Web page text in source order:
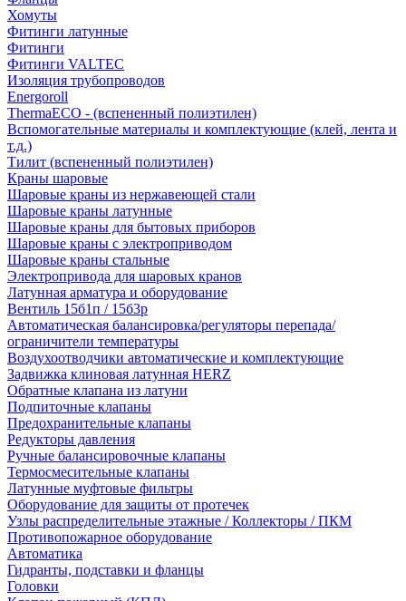
Хомуты
Фитинги латунные
Фитинги
Фитинги VALTEC
Изоляция трубопроводов
Energoroll
ThermaECO - (вспененный полиэтилен)
Вспомогательные материалы и комплектующие (клей, лента и
т.д.)
Тилит (вспененный полиэтилен)
Краны шаровые
Шаровые краны из нержавеющей стали
Шаровые краны латунные
Шаровые краны для бытовых приборов
Шаровые краны с электроприводом
Шаровые краны стальные
Электропривода для шаровых кранов
Латунная арматура и оборудование
Вентиль 15б1п / 15б3р
Автоматическая балансировка/регуляторы перепада/
ограничители температуры
Воздухоотводчики автоматические и комплектующие
Задвижка клиновая латунная HERZ
Обратные клапана из латуни
Подпиточные клапаны
Предохранительные клапаны
Редукторы давления
Ручные балансировочные клапаны
Термосмесительные клапаны
Латунные муфтовые фильтры
Оборудование для защиты от протечек
Узлы распределительные этажные / Коллекторы / ПКМ
Противопожарное оборудование
Автоматика
Гидранты, подставки и фланцы
Головки